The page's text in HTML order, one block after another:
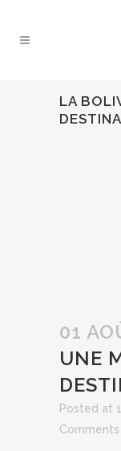
LA
01
UNE
Posted at
Comments